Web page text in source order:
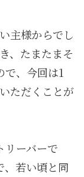
主様からでし
、たまたまそ
で、今回は1
ただくことが
リーバーで
、若い頃と同